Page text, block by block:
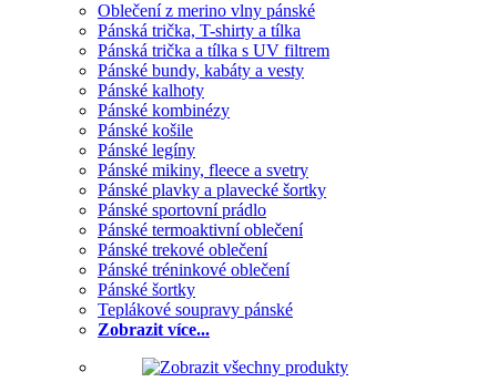
Oblečení z merino vlny pánské
Pánská trička, T-shirty a tílka
Pánská trička a tílka s UV filtrem
Pánské bundy, kabáty a vesty
Pánské kalhoty
Pánské kombinézy
Pánské košile
Pánské legíny
Pánské mikiny, fleece a svetry
Pánské plavky a plavecké šortky
Pánské sportovní prádlo
Pánské termoaktivní oblečení
Pánské trekové oblečení
Pánské tréninkové oblečení
Pánské šortky
Teplákové soupravy pánské
Zobrazit více...